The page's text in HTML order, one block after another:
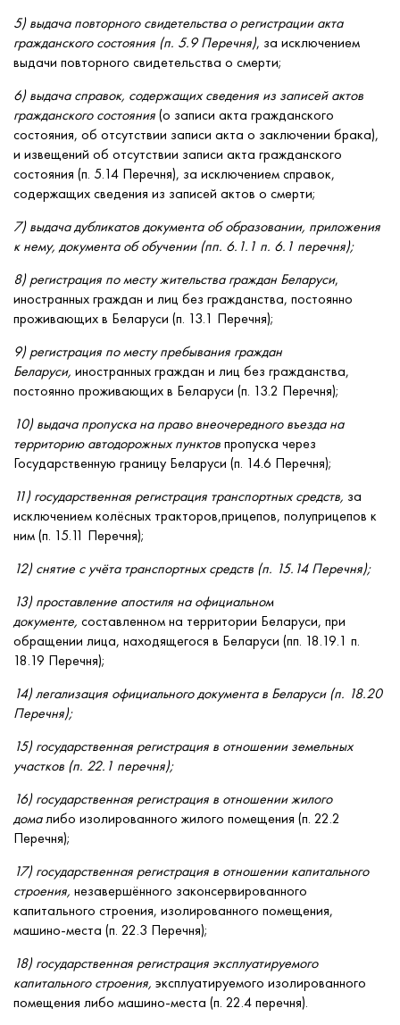
5) выдача повторного свидетельства о регистрации акта
гражданского состояния (п. 5.9 Перечня), за исключением
выдачи повторного свидетельства о смерти;
6) выдача справок, содержащих сведения из записей актов
гражданского состояния(о записи акта гражданского
состояния, об отсутствии записи акта о заключении брака),
и извещений об отсутствии записи акта гражданского
состояния (п. 5.14 Перечня), за исключением справок,
содержащих сведения из записей актов о смерти;
7) выдача дубликатов документа об образовании, приложения
к нему, документа об обучении (пп. 6.1.1 п. 6.1 перечня);
8) регистрация по месту жительства граждан Беларуси,
иностранных граждан и лиц без гражданства, постоянно
проживающих в Беларуси (п. 13.1 Перечня);
9) регистрация по месту пребывания граждан
Беларуси, иностранных граждан и лиц без гражданства,
постоянно проживающих в Беларуси (п. 13.2 Перечня);
10) выдача пропуска на право внеочередного въезда на
территорию автодорожных пунктовпропуска через
Государственную границу Беларуси (п. 14.6 Перечня);
11) государственная регистрация транспортных средств, за
исключением колёсных тракторов,прицепов, полуприцепов к
ним (п. 15.11 Перечня);
12) снятие с учёта транспортных средств (п. 15.14 Перечня);
13) проставление апостиля на официальном
документе, составленном на территории Беларуси, при
обращении лица, находящегося в Беларуси (пп. 18.19.1 п.
18.19 Перечня);
14) легализация официального документа в Беларуси (п. 18.20
Перечня);
15) государственная регистрация в отношении земельных
участков (п. 22.1 перечня);
16) государственная регистрация в отношении жилого
домалибо изолированного жилого помещения (п. 22.2
Перечня);
17) государственная регистрация в отношении капитального
строения, незавершённого законсервированного
капитального строения, изолированного помещения,
машино-места (п. 22.3 Перечня);
18) государственная регистрация эксплуатируемого
капитального строения, эксплуатируемого изолированного
помещения либо машино-места (п. 22.4 перечня).